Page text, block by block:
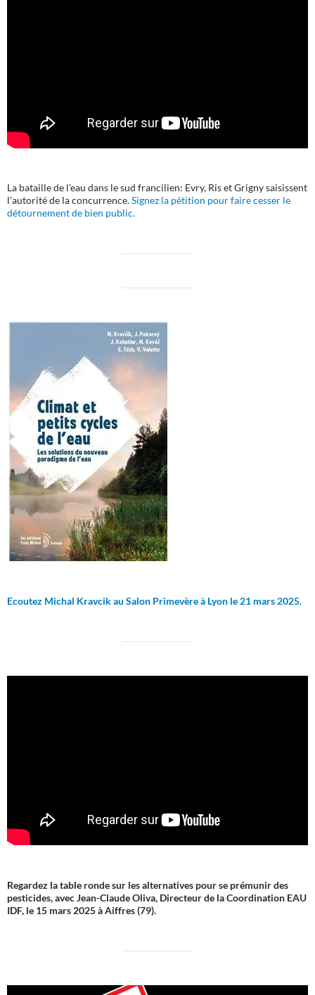
La bataille de l'eau dans le sud francilien: Evry, Ris et Grigny saisissent
l'autorité de la concurrence.Signez la pétition pour faire cesser le
détournement de bien public.
Ecoutez Michal Kravcik au Salon Primevère à Lyon le 21 mars 2025.
Regardez la table ronde sur les alternatives pour se prémunir des
pesticides, avec Jean-Claude Oliva, Directeur de la Coordination EAU
IDF, le 15 mars 2025 à Aiffres (79).